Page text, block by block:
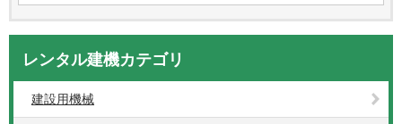
レンタル建機カテゴリ
建設用機械